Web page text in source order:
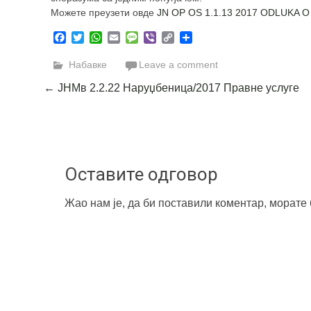
Можете преузети овде JN OP OS 1.1.13 2017 ODLUKA
Facebook
TwitterWhatsApp
EmailMessage
Viber Copy
Набавке Leave a comment
Post
← ЈНМв 2.2.22 Наруџбеница/2017 Правне услуге
Оставите одговор
Жао нам је, да би поставили коментар, морате